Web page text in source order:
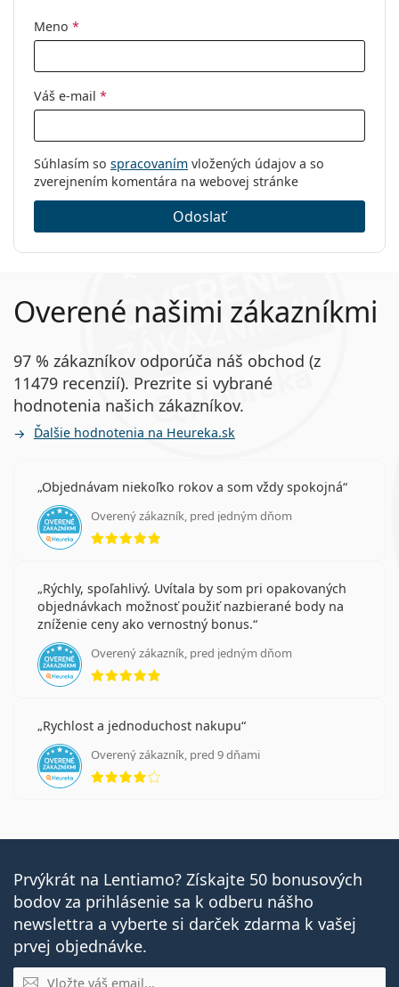
Meno *
Váš e-mail *
Súhlasím so spracovaním vložených údajov a so
zverejnením komentára na webovej stránke
Odoslať
Overené našimi zákazníkmi
97 % zákazníkov odporúča náš obchod (z
11479 recenzií). Prezrite si vybrané
hodnotenia našich zákazníkov.
Ďalšie hodnotenia na Heureka.sk
Objednávam niekoľko rokov a som vždy spokojná
Overený zákazník, pred jedným dňom
hodnotenie 5 z 5
Rýchly, spoľahlivý. Uvítala by som pri opakovaných
objednávkach možnosť použiť nazbierané body na
zníženie ceny ako vernostný bonus.
Overený zákazník, pred jedným dňom
hodnotenie 5 z 5
Rychlost a jednoduchost nakupu
Overený zákazník, pred 9 dňami
hodnotenie 4 z 5
Prvýkrát na Lentiamo? Získajte 50 bonusových
bodov za prihlásenie sa k odberu nášho
newslettra a vyberte si darček zdarma k vašej
prvej objednávke.
E-mail